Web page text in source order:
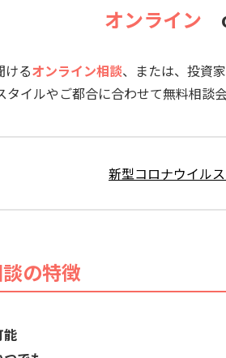
オンライン
けるオンライン相談、または、投資
タイルやご都合に合わせて無料相談
新型コロナウイル
の特徴
能